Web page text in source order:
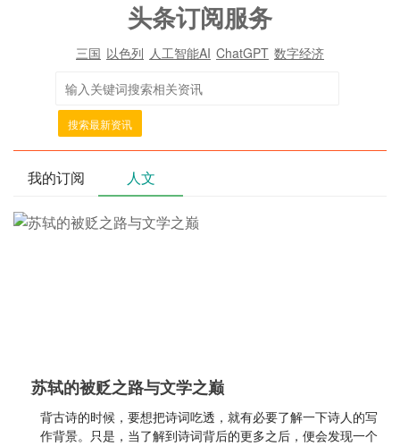
头条订阅服务
三国 以色列 人工智能AI ChatGPT 数字经济
搜索最新资讯
我的订阅 人文
苏轼的被贬之路与文学之巅
背古诗的时候，要想把诗词吃透，就有必要了解一下诗人的写
作背景。只是，当了解到诗词背后的更多之后，便会发现一个